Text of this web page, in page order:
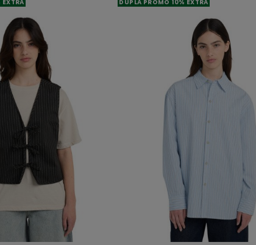
DUPLA PROMO 10% EXTRA